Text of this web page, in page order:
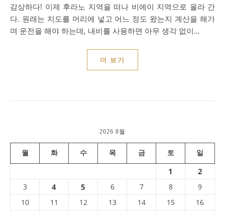
감상하다! 이제 후라노 지역을 떠나 비에이 지역으로 올라 간
다. 원래는 지도를 머리에 넣고 어느 정도 왔는지 계산을 해가
며 운전을 해야 하는데, 내비를 사용하면 아무 생각 없이…
더 보기
2026 8월
월 화 수 목 금 토 일
1 2
3 4 5 6 7 8
9
10
11 12 13 14 15
16